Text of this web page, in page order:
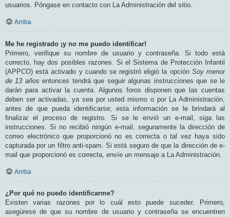
usuarios. Póngase en contacto con La Administración del sitio.
Arriba
Me he registrado ¡y no me puedo identificar!
Primero, verifique su nombre de usuario y contraseña. Si todo está
correcto, hay dos posibles razones. Si el Sistema de Protección Infantil
(APPCO) está activado y cuando se registró eligió la opción Soy menor
de 13 años entonces tendrá que seguir algunas instrucciones que se le
darán para activar la cuenta. Algunos foros disponen que las cuentas
deben ser activadas, ya sea por usted mismo o por La Administración,
antes de que pueda identificarse; esta información se le brindará al
finalizar el proceso de registro. Si se le envió un e-mail, siga las
instrucciones. Si no recibió ningún e-mail, seguramente la dirección de
correo electrónico que proporcionó no es correcta o tal vez haya sido
capturada por un filtro anti-spam. Si está seguro de que la dirección de e-
mail que proporcionó es correcta, envíe un mensaje a La Administración.
Arriba
¿Por qué no puedo identificarme?
Existen varias razones por lo cuál esto puede suceder. Primero,
asegúrese de que su nombre de usuario y contraseña se encuentren